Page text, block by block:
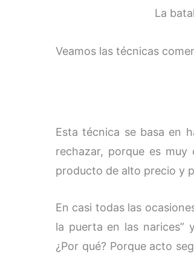
La
Veamos las técnicas
Esta técnica se basa en
rechazar, porque es
producto de alto precio y
En casi todas las
la puerta en las narices”
¿Por qué? Porque acto